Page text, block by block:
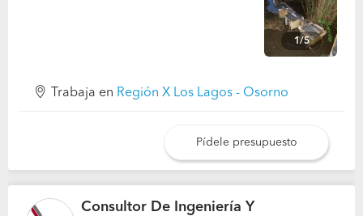
1/5
Trabaja en Región X Los Lagos - Osorno
Pídele presupuesto
Consultor De Ingeniería Y